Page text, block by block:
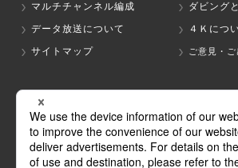
マルチチャンネル編成
ダビング
データ放送について
４Ｋにつ
サイトマップ
ご意見・
グループ会社
テレビ朝日 テレ朝チ